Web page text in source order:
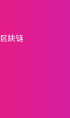
区块链